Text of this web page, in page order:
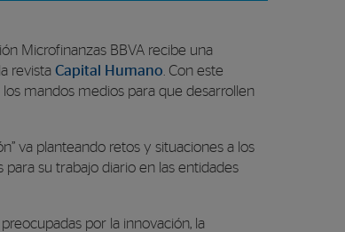
Microfinanzas BBVA recibe una
revista Capital Humano . Con este
mandos medios para que desarrollen
va planteando retos y situaciones a los
su trabajo diario en las entidades
por la innovación, la